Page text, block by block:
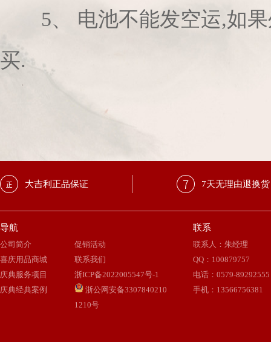
5、 电池不能发空运,如
买.
大吉利正品保证 7天无理由退换货
导航
公司简介
喜庆用品商城
庆典服务项目
庆典经典案例
促销活动
联系我们
浙ICP备2022005547号-1
浙公网安备3307840210
1210号
联系
联系人：朱经理
QQ ： 100879757
电话：0579-89292555
手机：13566756381